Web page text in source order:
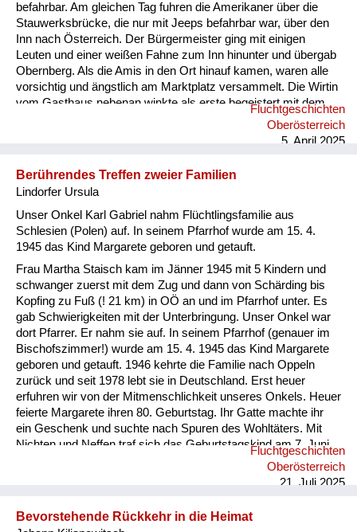
befahrbar. Am gleichen Tag fuhren die Amerikaner über die
Stauwerksbrücke, die nur mit Jeeps befahrbar war, über den
Inn nach Österreich. Der Bürgermeister ging mit einigen
Leuten und einer weißen Fahne zum Inn hinunter und übergab
Obernberg. Als die Amis in den Ort hinauf kamen, waren alle
vorsichtig und ängstlich am Marktplatz versammelt. Die Wirtin
vom Gasthaus nebenan winkte als erste begeistert mit dem
Taschentuch. Ab diesem Zeitpunkt waren die Menschen in
Österreich nicht mehr so freundlich und hilfsbereit zu uns
als „s’Gfrastleut, Banatergfrast schaut's, dass wieder
weiterkommt’s. Warum...
Fluchtgeschichten
Oberösterreich
5. April 2025
Berührendes Treffen zweier Familien
Lindorfer Ursula
Unser Onkel Karl Gabriel nahm Flüchtlingsfamilie aus
Schlesien (Polen) auf. In seinem Pfarrhof wurde am 15. 4.
1945 das Kind Margarete geboren und getauft.
Frau Martha Staisch kam im Jänner 1945 mit 5 Kindern und
schwanger zuerst mit dem Zug und dann von Schärding bis
Kopfing zu Fuß (! 21 km) in OÖ an und im Pfarrhof unter. Es
gab Schwierigkeiten mit der Unterbringung. Unser Onkel war
dort Pfarrer. Er nahm sie auf. In seinem Pfarrhof (genauer im
Bischofszimmer!) wurde am 15. 4. 1945 das Kind Margarete
geboren und getauft. 1946 kehrte die Familie nach Oppeln
zurück und seit 1978 lebt sie in Deutschland. Erst heuer
erfuhren wir von der Mitmenschlichkeit unseres Onkels. Heuer
feierte Margarete ihren 80. Geburtstag. Ihr Gatte machte ihr
ein Geschenk und suchte nach Spuren des Wohltäters. Mit
Nichten und Neffen traf sich das Geburtstagskind am 7. Juni
2025 an dessen Grab (Pfarre Rannariedl, Pühret 4143
Fluchtgeschichten
Oberösterreich
21. Juli 2025
Bevorstehende Rückkehr in die Heimat